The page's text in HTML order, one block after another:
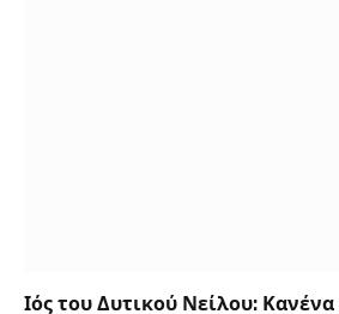
Ιός του Δυτικού Νείλου: